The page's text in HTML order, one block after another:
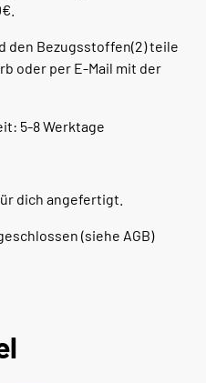
den Bezugsstoffen(2) teile
oder per E-Mail mit der
5-8 Werktage
dich angefertigt.
(siehe AGB)